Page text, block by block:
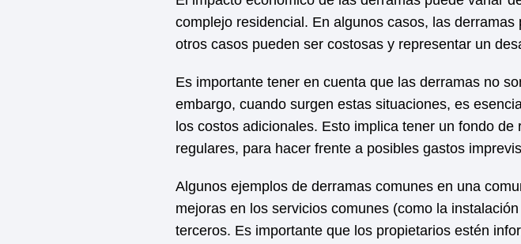
complejo residencial. En algunos casos, las
otros casos pueden ser costosas y representar un
Es importante tener en cuenta que las derramas no
embargo, cuando surgen estas situaciones, es
los costos adicionales. Esto implica tener un fondo
regulares, para hacer frente a posibles gastos
Algunos ejemplos de derramas comunes en una
mejoras en los servicios comunes (como la
terceros. Es importante que los propietarios estén